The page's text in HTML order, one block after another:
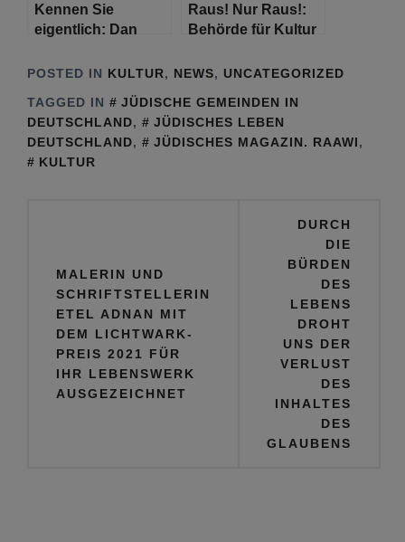
Kennen Sie
eigentlich: Dan
für die Bühne, die
Miteinander
Raus! Nur Raus!:
Behörde für Kultur
Literaturhaus
schreiben sechs
Recherchestipendien
aus
POSTED IN KULTUR, NEWS, UNCATEGORIZED
TAGGED IN
JÜDISCHE GEMEINDEN IN
DEUTSCHLAND,
JÜDISCHES LEBEN
DEUTSCHLAND, JÜDISCHES MAGAZIN. RAAWI,
KULTUR
MALERIN UND
SCHRIFTSTELLERIN
ETEL ADNAN MIT
DEM LICHTWARK-
PREIS 2021 FÜR
IHR LEBENSWERK
AUSGEZEICHNET
DURCH
DIE
BÜRDEN
DES
LEBENS
DROHT
UNS DER
VERLUST
DES
INHALTES
DES
GLAUBENS